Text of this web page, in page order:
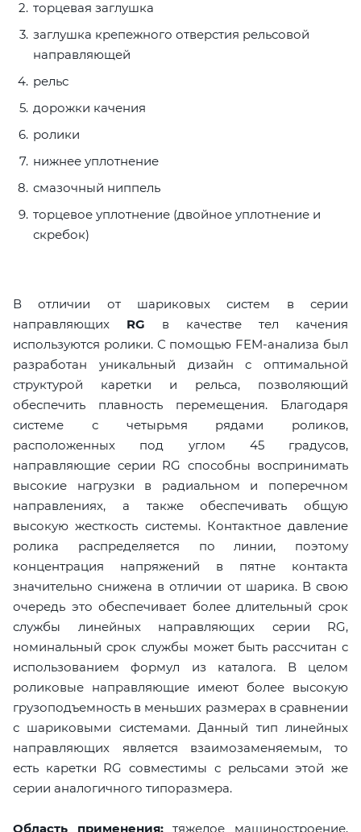
торцевая заглушка
заглушка крепежного отверстия рельсовой
направляющей
рельс
дорожки качения
ролики
нижнее уплотнение
смазочный ниппель
торцевое уплотнение (двойное уплотнение и
скребок)
В отличии от шариковых систем в серии
направляющих RG в качестве тел качения
используются ролики. С помощью FEM-анализа был
разработан уникальный дизайн с оптимальной
структурой каретки и рельса, позволяющий
обеспечить плавность перемещения. Благодаря
системе с четырьмя рядами роликов,
расположенных под углом 45 градусов,
направляющие серии RG способны воспринимать
высокие нагрузки в радиальном и поперечном
направлениях, а также обеспечивать общую
высокую жесткость системы. Контактное давление
ролика распределяется по линии, поэтому
концентрация напряжений в пятне контакта
значительно снижена в отличии от шарика. В свою
очередь это обеспечивает более длительный срок
службы линейных направляющих серии RG,
номинальный срок службы может быть рассчитан с
использованием формул из каталога. В целом
роликовые направляющие имеют более высокую
грузоподъемность в меньших размерах в сравнении
с шариковыми системами. Данный тип линейных
направляющих является взаимозаменяемым, то
есть каретки RG совместимы с рельсами этой же
серии аналогичного типоразмера.
Область применения:тяжелое машиностроение,